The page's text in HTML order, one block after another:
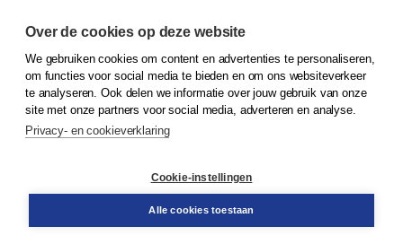
© 2026Koninklijke Boom uitgevers
Klantenservice
Service & informatie
Contact
Over de cookies op deze website
We gebruiken cookies om content en advertenties te personaliseren,
om functies voor social media te bieden en om ons websiteverkeer
te analyseren. Ook delen we informatie over jouw gebruik van onze
site met onze partners voor social media, adverteren en analyse.
Privacy- en cookieverklaring
Cookie-instellingen
Alle cookies toestaan